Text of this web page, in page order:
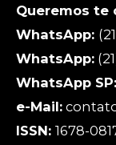
Queremos te
WhatsApp:
WhatsApp:
WhatsApp SP:
e-Mail:
ISSN: 1678-